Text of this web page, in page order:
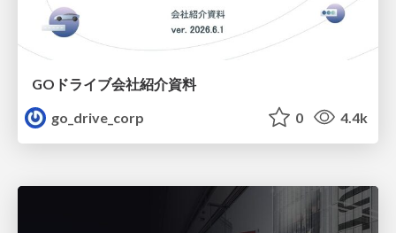
GOドライブ会社紹介資料
go_drive_corp
0 4.4k